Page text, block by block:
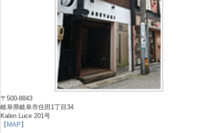
〒500-8843
岐阜県岐阜市住田1丁目34
Kalen Luce 201号
【MAP】